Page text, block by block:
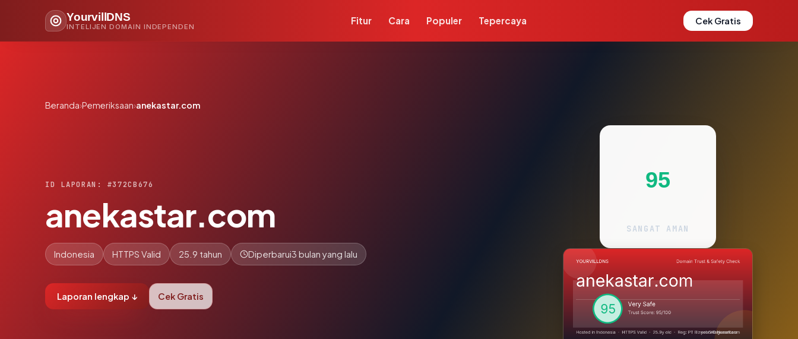
YourvillDNS
INTELIJEN DOMAIN INDEPENDEN
Fitur Cara Populer Tepercaya Cek Gratis
Beranda›Pemeriksaan›anekastar.com
ID LAPORAN: #372CB676
anekastar.com
Indonesia HTTPS Valid 25.9 tahun Diperbarui3 bulan yang lalu
Laporan lengkap ↓ Cek Gratis
95
SANGAT AMAN